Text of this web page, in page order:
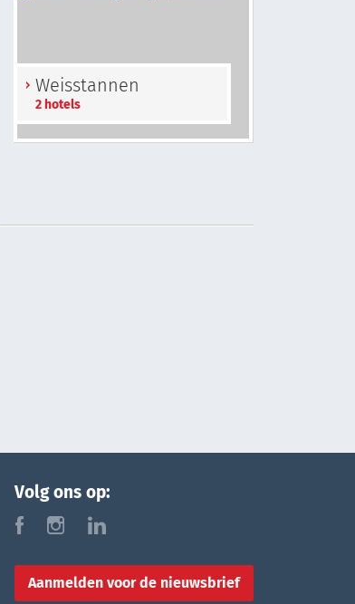
Weisstannen
2 hotels
Volg ons op:
f i l
Aanmelden voor de nieuwsbrief